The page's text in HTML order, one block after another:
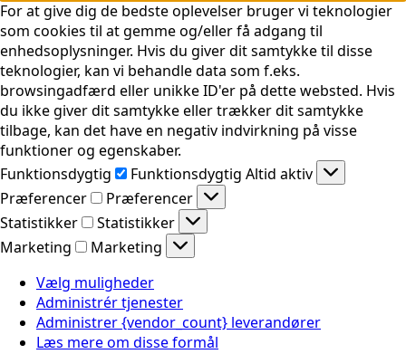
For at give dig de bedste oplevelser bruger vi teknologier
som cookies til at gemme og/eller få adgang til
enhedsoplysninger. Hvis du giver dit samtykke til disse
teknologier, kan vi behandle data som f.eks.
browsingadfærd eller unikke ID'er på dette websted. Hvis
du ikke giver dit samtykke eller trækker dit samtykke
tilbage, kan det have en negativ indvirkning på visse
funktioner og egenskaber.
Funktionsdygtig
Funktionsdygtig Altid aktiv
Præferencer
Præferencer
Statistikker
Statistikker
Marketing
Marketing
Vælg muligheder
Administrér tjenester
Administrer {vendor_count} leverandører
Læs mere om disse formål